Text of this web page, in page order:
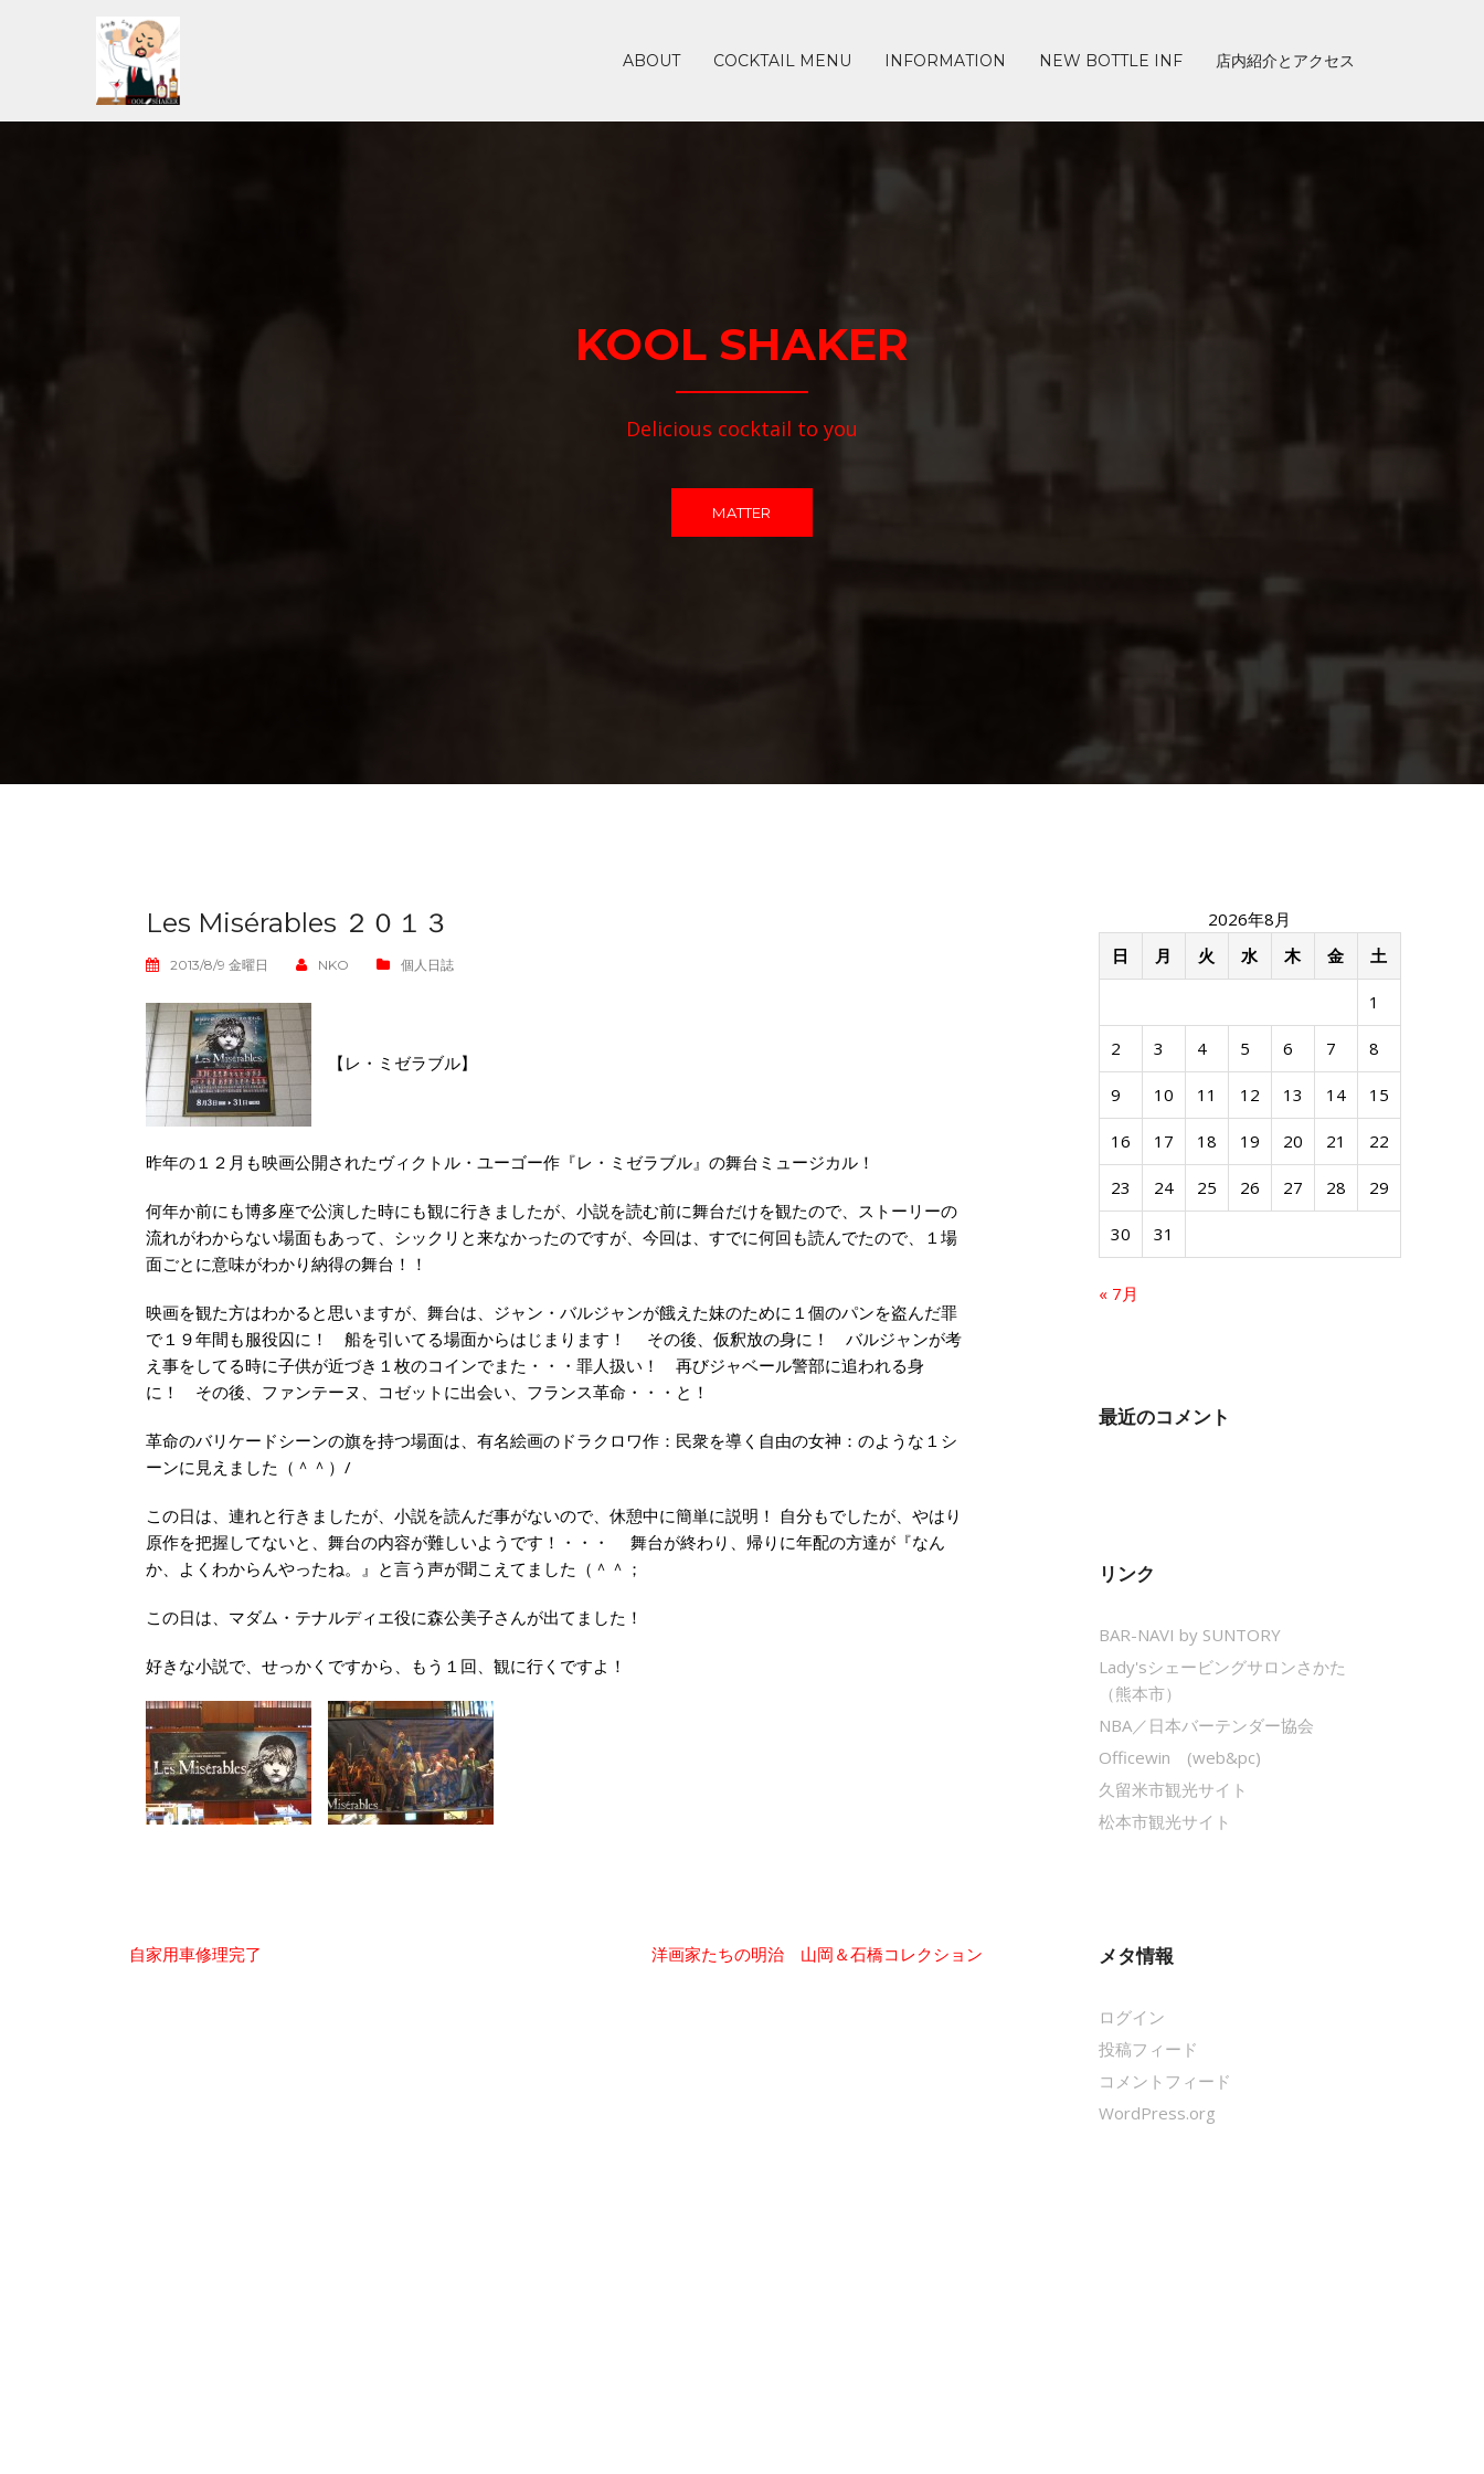
ツ
ABOUT COCKTAIL MENU INFORMATION NEW BOTTLE INF 店内紹介とアクセス
KOOL SHAKER
Delicious cocktail to you
MATTER
Les Misérables ２０１３
2013/8/9 金曜日 NKO 個人日誌
【レ・ミゼラブル】
昨年の１２月も映画公開されたヴィクトル・ユーゴー作『レ・ミゼラブル』の舞台ミュージカル！
何年か前にも博多座で公演した時にも観に行きましたが、小説を読む前に舞台だけを観たので、ストーリーの
流れがわからない場面もあって、シックリと来なかったのですが、今回は、すでに何回も読んでたので、１場
面ごとに意味がわかり納得の舞台！！
映画を観た方はわかると思いますが、舞台は、ジャン・バルジャンが餓えた妹のために１個のパンを盗んだ罪
で１９年間も服役囚に！ 船を引いてる場面からはじまります！ その後、仮釈放の身に！ バルジャンが考
え事をしてる時に子供が近づき１枚のコインでまた・・・罪人扱い！ 再びジャベール警部に追われる身
に！ その後、ファンテーヌ、コゼットに出会い、フランス革命・・・と！
革命のバリケードシーンの旗を持つ場面は、有名絵画のドラクロワ作：民衆を導く自由の女神：のような１シ
ーンに見えました（＾＾）/
この日は、連れと行きましたが、小説を読んだ事がないので、休憩中に簡単に説明！ 自分もでしたが、やはり
原作を把握してないと、舞台の内容が難しいようです！・・・ 舞台が終わり、帰りに年配の方達が『なん
か、よくわからんやったね。』と言う声が聞こえてました（＾＾；ゞ
この日は、マダム・テナルディエ役に森公美子さんが出てました！
好きな小説で、せっかくですから、もう１回、観に行くですよ！
投
自家用車修理完了 洋画家たちの明治 山岡＆石橋コレクション
2026年8月
日
月 火 水 木 金 土
1
2 3 4 5 6 7 8
9 10 11 12 13 14 15
16 17 18 19 20 21 22
23 24 25 26 27 28 29
30 31
« 7月
最近のコメント
リンク
BAR-NAVI by SUNTORY
Lady'sシェービングサロンさかた
（熊本市）
NBA／日本バーテンダー協会
Officewin (web&pc)
久留米市観光サイト
松本市観光サイト
メタ情報
ログイン
投稿フィード
コメントフィード
WordPress.org